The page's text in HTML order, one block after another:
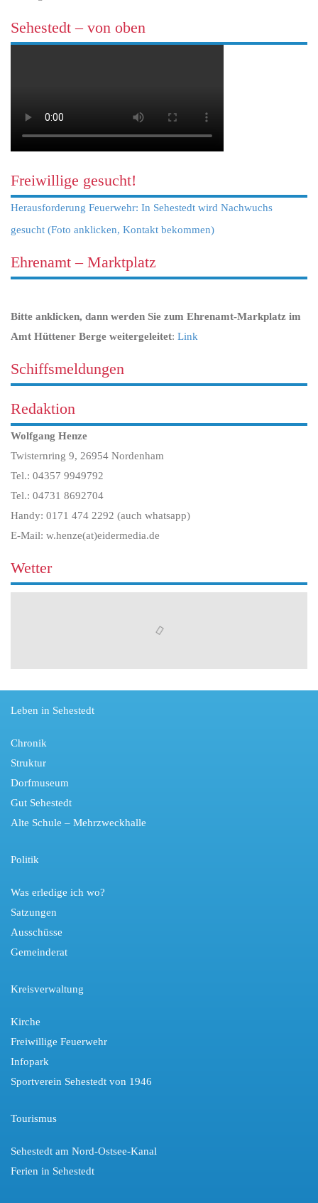
Sehestedt – von oben
Freiwillige gesucht!
Herausforderung Feuerwehr: In Sehestedt wird Nachwuchs
gesucht (Foto anklicken, Kontakt bekommen)
Ehrenamt – Marktplatz
Bitte anklicken, dann werden Sie zum Ehrenamt-Markplatz im
Amt Hüttener Berge weitergeleitet: Link
Schiffsmeldungen
Redaktion
Wolfgang Henze
Twisternring 9, 26954 Nordenham
Tel.: 04357 9949792
Tel.: 04731 8692704
Handy: 0171 474 2292 (auch whatsapp)
E-Mail: w.henze(at)eidermedia.de
Wetter
Leben in Sehestedt
Chronik
Struktur
Dorfmuseum
Gut Sehestedt
Alte Schule – Mehrzweckhalle
Politik
Was erledige ich wo?
Satzungen
Ausschüsse
Gemeinderat
Kreisverwaltung
Kirche
Freiwillige Feuerwehr
Infopark
Sportverein Sehestedt von 1946
Tourismus
Sehestedt am Nord-Ostsee-Kanal
Ferien in Sehestedt